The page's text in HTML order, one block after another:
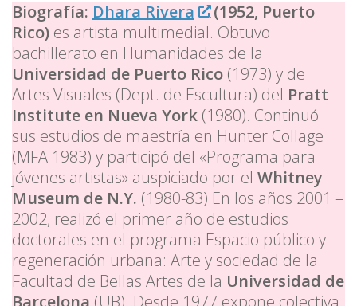
Biografía: Dhara Rivera
(1952, Puerto
Rico) es artista multimedial. Obtuvo
bachillerato en Humanidades de la
Universidad de Puerto Rico (1973) y de
Artes Visuales (Dept. de Escultura) del Pratt
Institute en Nueva York (1980). Continuó
sus estudios de maestría en Hunter Collage
(MFA 1983) y participó del «Programa para
jóvenes artistas» auspiciado por el Whitney
Museum de N.Y. (1980-83) En los años 2001 –
2002, realizó el primer año de estudios
doctorales en el programa Espacio público y
regeneración urbana: Arte y sociedad de la
Facultad de Bellas Artes de la Universidad de
Barcelona (UB). Desde 1977 expone colectiva